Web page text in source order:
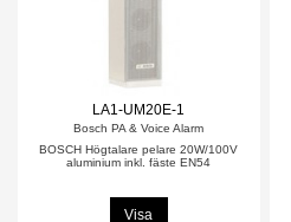
LA1-UM20E-1
Bosch PA & Voice Alarm
BOSCH Högtalare pelare 20W/100V
aluminium inkl. fäste EN54
Visa